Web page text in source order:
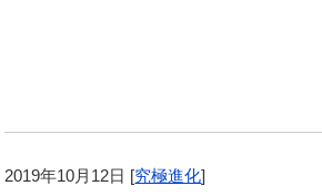
2019年10月12日 [究極進化]